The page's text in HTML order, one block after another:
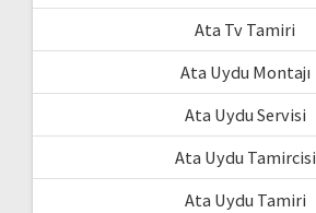
Ata Tv Tamiri
Ata Uydu Montajı
Ata Uydu Servisi
Ata Uydu Tamircisi
Ata Uydu Tamiri